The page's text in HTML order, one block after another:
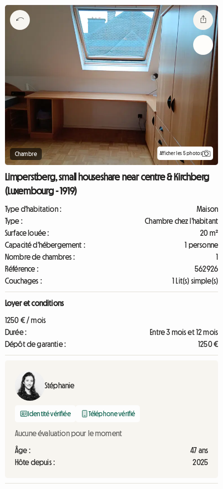
Chambre Afficher les 5 photos
Limperstberg, small houseshare near centre & Kirchberg
(Luxembourg - 1919)
Type d'habitation :
Maison
Type :
Chambre chez l'habitant
Surface louée :
20 m²
Capacité d'hébergement :
1 personne
Nombre de chambres :
1
Référence :
562926
Couchages :
1 Lit(s) simple(s)
Loyer et conditions
1250 € / mois
Durée :
Entre 3 mois et 12 mois
Dépôt de garantie :
1250 €
Stéphanie
Identité vérifiée Téléphone vérifié
Aucune évaluation pour le moment
Âge :
47 ans
Hôte depuis :
2025